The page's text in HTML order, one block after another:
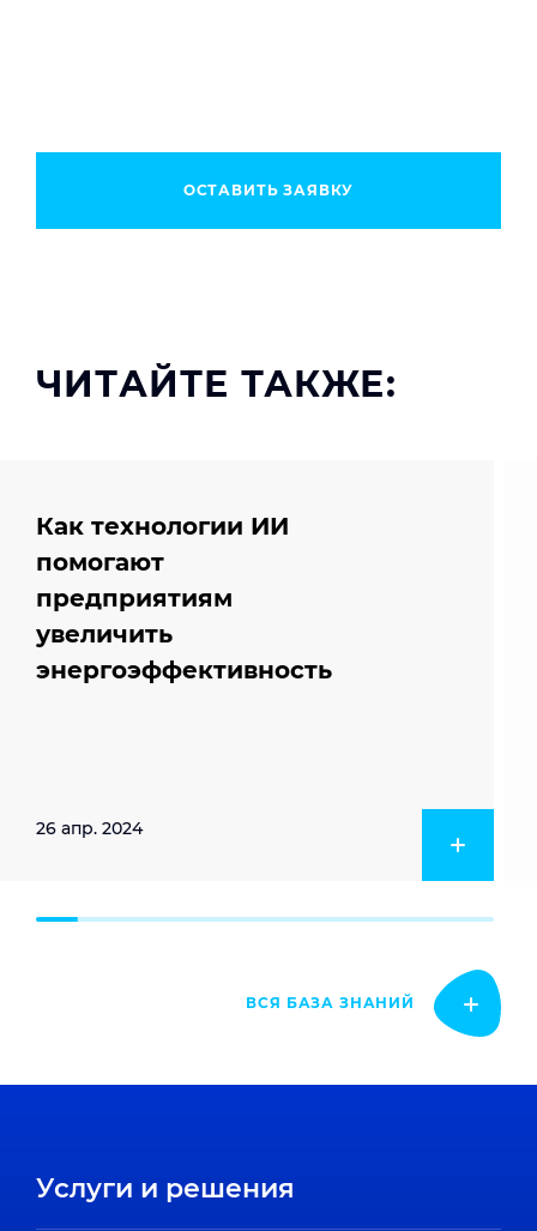
ОСТАВИТЬ ЗАЯВКУ
ЧИТАЙТЕ ТАКЖЕ:
Как технологии ИИ
помогают
предприятиям
увеличить
энергоэффективность
26 апр. 2024
ВСЯ БАЗА ЗНАНИЙ
Услуги и решения